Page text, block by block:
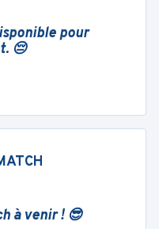
pour
😔
à venir ! 😎